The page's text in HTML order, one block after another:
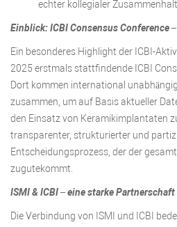
echter kollegialer Zusammenhalt
Einblick: ICBI Consensus Conference
Ein besonderes Highlight der ICBI-
2025 erstmals stattfindende ICBI
Dort kommen international
zusammen, um auf Basis aktueller
den Einsatz von Keramikimplantaten
transparenter, strukturierter und
Entscheidungsprozess, der der
zugutekommt.
ISMI & ICBI – eine starke Partnerschaft
Die Verbindung von ISMI und ICBI